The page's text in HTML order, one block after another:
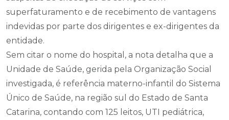
superfaturamento e de recebimento de vantagens
indevidas por parte dos dirigentes e ex-dirigentes da
entidade.
Sem citar o nome do hospital, a nota detalha que a
Unidade de Saúde, gerida pela Organização Social
investigada, é referência materno-infantil do Sistema
Único de Saúde, na região sul do Estado de Santa
Catarina, contando com 125 leitos, UTI pediátrica,